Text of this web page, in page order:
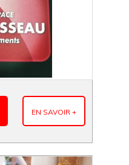
EN SAVOIR +